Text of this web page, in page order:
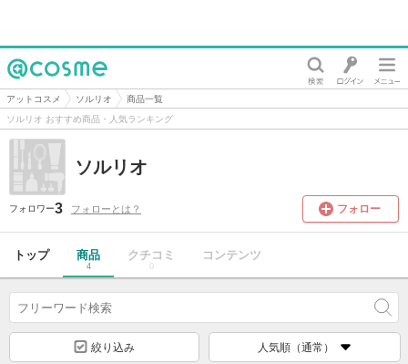
@cosme
アットコスメ ソルリオ
商品一覧
ソルリオ おすすめ商品・人気ランキング
ソルリオ
フォロワー3 フォローとは？ フォロー
トップ 商品
4
クチコミ
0
コンテンツ
絞り込み 人気順（通常）